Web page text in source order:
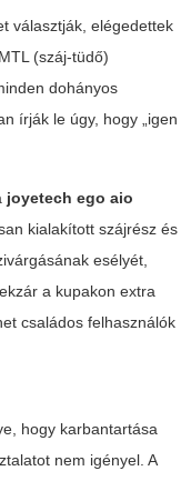
választják, elégedettek
(száj-tüdő)
dohányos
írják le úgy, hogy „igen
joyetech ego aio
kialakított szájrész és
esélyét,
a kupakon extra
családos felhasználók
hogy karbantartása
nem igényel. A